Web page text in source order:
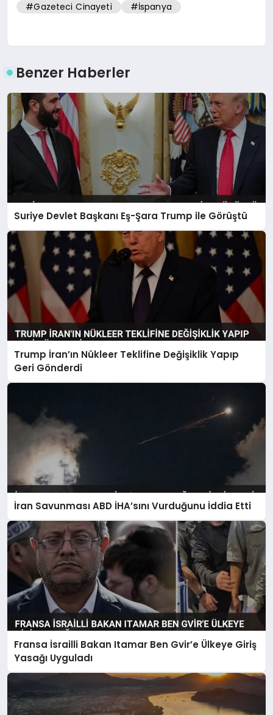
#Gazeteci Cinayeti #İspanya
Benzer Haberler
Suriye Devlet Başkanı Eş-Şara Trump ile Görüştü
Trump İran’ın Nükleer Teklifine Değişiklik Yapıp
Geri Gönderdi
İran Savunması ABD İHA’sını Vurduğunu İddia Etti
Fransa İsrailli Bakan Itamar Ben Gvir’e Ülkeye Giriş
Yasağı Uyguladı